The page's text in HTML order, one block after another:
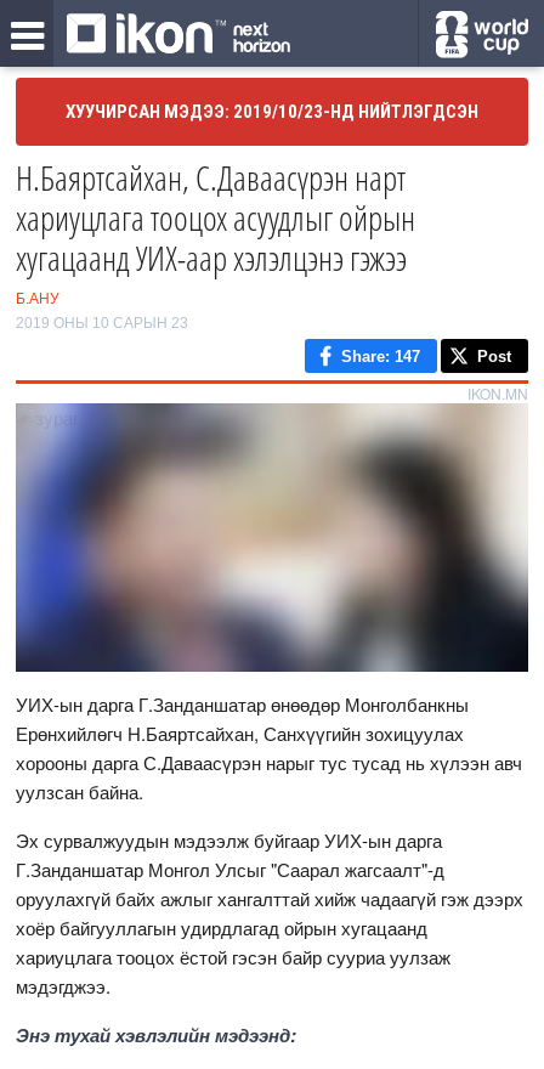
ХУУЧИРСАН МЭДЭЭ: 2019/10/23-НД НИЙТЛЭГДСЭН
Н.Баяртсайхан, С.Даваасүрэн нарт
хариуцлага тооцох асуудлыг ойрын
хугацаанд УИХ-аар хэлэлцэнэ гэжээ
Б.АНУ
2019 ОНЫ 10 САРЫН 23
Share: 147 Post
IKON.MN
УИХ-ын дарга Г.Занданшатар өнөөдөр Монголбанкны
Ерөнхийлөгч Н.Баяртсайхан, Санхүүгийн зохицуулах
хорооны дарга С.Даваасүрэн нарыг тус тусад нь хүлээн авч
уулзсан байна.
Эх сурвалжуудын мэдээлж буйгаар УИХ-ын дарга
Г.Занданшатар Монгол Улсыг "Саарал жагсаалт"-д
оруулахгүй байх ажлыг хангалттай хийж чадаагүй гэж дээрх
хоёр байгууллагын удирдлагад ойрын хугацаанд
хариуцлага тооцох ёстой гэсэн байр сууриа уулзаж
мэдэгджээ.
Энэ тухай хэвлэлийн мэдээнд: